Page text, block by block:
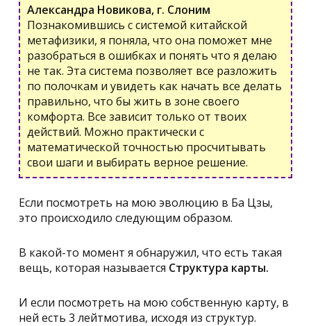
Александра Новикова, г. Слоним
Познакомившись с системой китайской
метафизики, я поняла, что она поможет мне
разобраться в ошибках и понять что я делаю
не так. Эта система позволяет все разложить
по полочкам и увидеть как начать все делать
правильно, что бы жить в зоне своего
комфорта. Все зависит только от твоих
действий. Можно практически с
математической точностью просчитывать
свои шаги и выбирать верное решение.
Если посмотреть на мою эволюцию в Ба Цзы,
это происходило следующим образом.
В какой-то момент я обнаружил, что есть такая
вещь, которая называется Структура карты.
И если посмотреть на мою собственную карту, в
ней есть 3 лейтмотива, исходя из структур.